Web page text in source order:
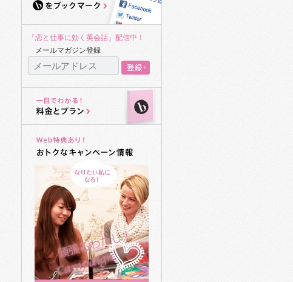
「恋と仕事に効く英会話」配信中！
メールマガジン登録